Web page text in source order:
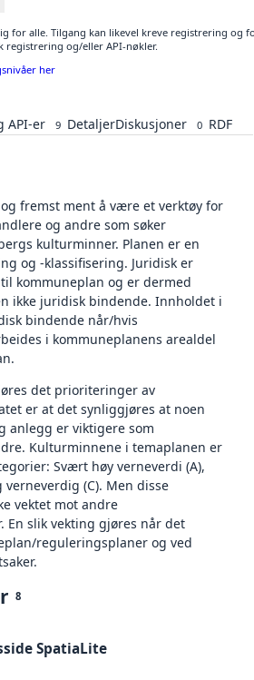
for alle. Tilgang kan likevel kreve registrering og
registrering og/eller API-nøkler.
her
API-er 9 DetaljerDiskusjoner 0 RDF
fremst ment å være et verktøy for
og andre som søker
kulturminner. Planen er en
og -klassifisering. Juridisk er
kommuneplan og er dermed
ikke juridisk bindende. Innholdet i
bindende når/hvis
i kommuneplanens arealdel
det prioriteringer av
er at det synliggjøres at noen
anlegg er viktigere som
Kulturminnene i temaplanen er
Svært høy verneverdi (A),
verneverdig (C). Men disse
vektet mot andre
En slik vekting gjøres når det
reguleringsplaner og ved
8
SpatiaLite